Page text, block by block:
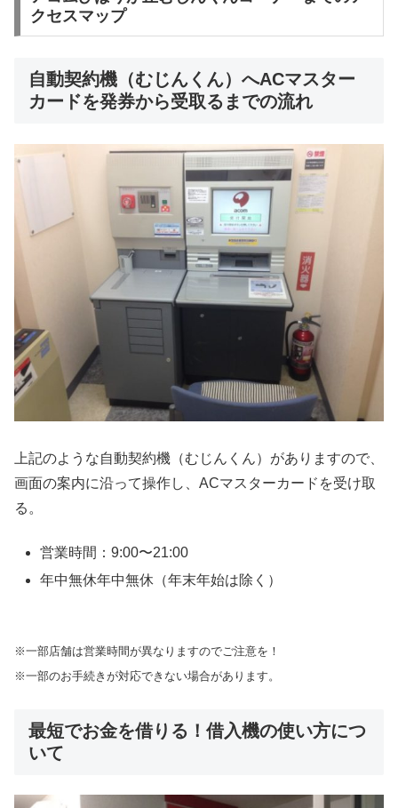
クセスマップ
自動契約機（むじんくん）へACマスター
カードを発券から受取るまでの流れ
上記のような自動契約機（むじんくん）がありますので、
画面の案内に沿って操作し、ACマスターカードを受け取
る。
営業時間：9:00〜21:00
年中無休年中無休（年末年始は除く）
※一部店舗は営業時間が異なりますのでご注意を！
※一部のお手続きが対応できない場合があります。
最短でお金を借りる！借入機の使い方につ
いて